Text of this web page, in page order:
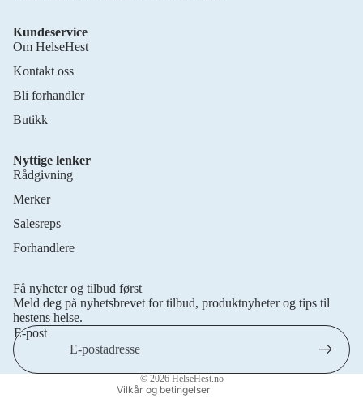
Kundeservice
Om HelseHest
Kontakt oss
Bli forhandler
Butikk
Nyttige lenker
Rådgivning
Merker
Salesreps
Forhandlere
Få nyheter og tilbud først
Meld deg på nyhetsbrevet for tilbud, produktnyheter og tips til
hestens helse.
E-post
© 2026 HelseHest.no
Vilkår og betingelser
Personvernerklæring
Retningslinjer for angrerett
Vilkår for bruk